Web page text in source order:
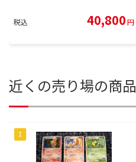
税込 40,800円
近くの売り場の商品